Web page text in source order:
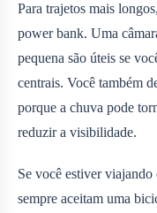
Para trajetos mais
power bank. Uma
pequena são úteis se
centrais. Você também
porque a chuva pode
reduzir a visibilidade.
Se você estiver viajando
sempre aceitam uma